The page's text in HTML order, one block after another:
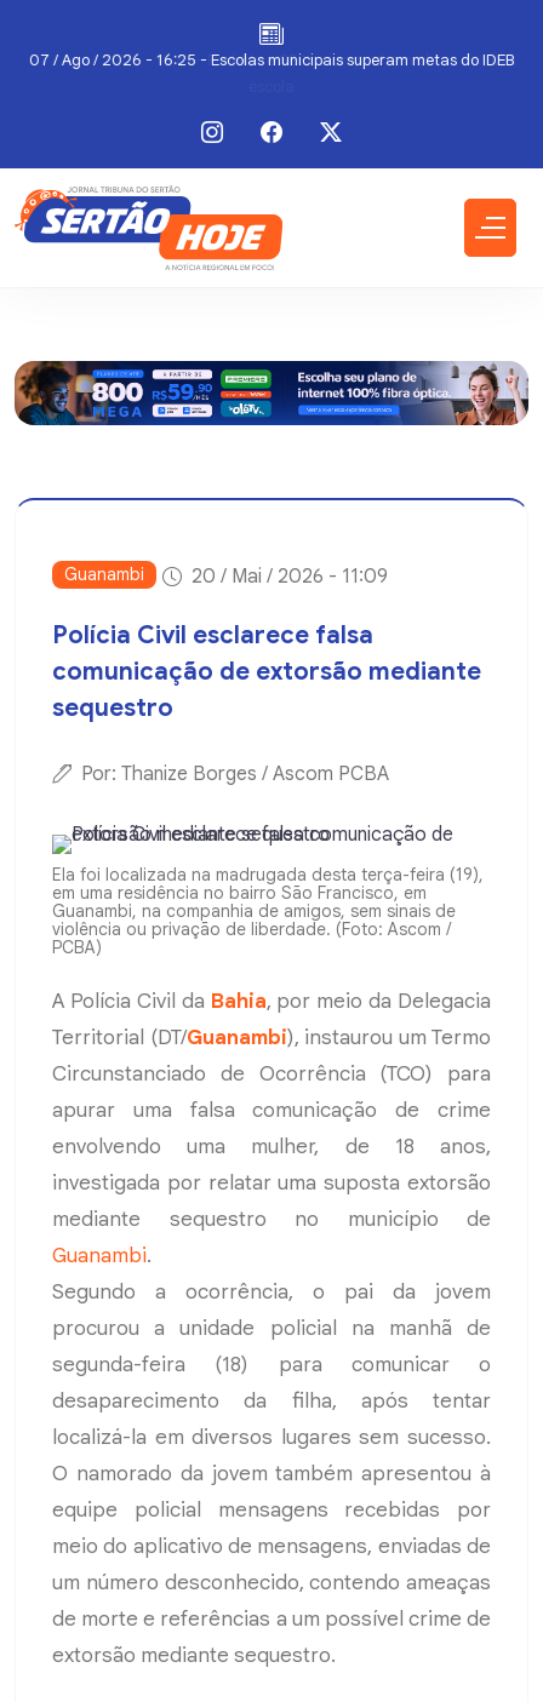
07 / Ago / 2026 - 16:25 - Escolas municipais superam metas do IDEB
Guanambi 20 / Mai / 2026 - 11:09
Polícia Civil esclarece falsa
comunicação de extorsão mediante
sequestro
Por: Thanize Borges / Ascom PCBA
Ela foi localizada na madrugada desta terça-feira (19),
em uma residência no bairro São Francisco, em
Guanambi, na companhia de amigos, sem sinais de
violência ou privação de liberdade. (Foto: Ascom /
PCBA)
A Polícia Civil da Bahia, por meio da Delegacia
Territorial (DT/Guanambi), instaurou um Termo
Circunstanciado de Ocorrência (TCO) para
apurar uma falsa comunicação de crime
envolvendo uma mulher, de 18 anos,
investigada por relatar uma suposta extorsão
mediante sequestro no município de
Guanambi.
Segundo a ocorrência, o pai da jovem
procurou a unidade policial na manhã de
segunda-feira (18) para comunicar o
desaparecimento da filha, após tentar
localizá-la em diversos lugares sem sucesso.
O namorado da jovem também apresentou à
equipe policial mensagens recebidas por
meio do aplicativo de mensagens, enviadas de
um número desconhecido, contendo ameaças
de morte e referências a um possível crime de
extorsão mediante sequestro.